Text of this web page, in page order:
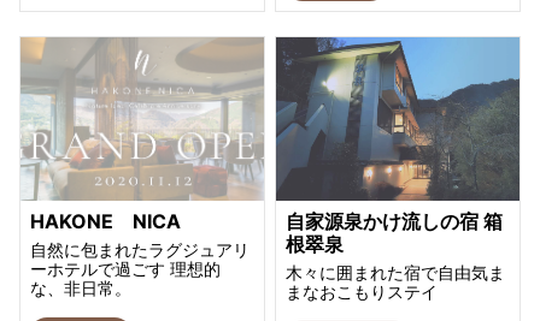
HAKONE NICA
自然に包まれたラグジュアリ
ーホテルで過ごす 理想的
な、非日常。
自家源泉かけ流しの宿 箱
根翠泉
木々に囲まれた宿で自由気ま
まなおこもりステイ